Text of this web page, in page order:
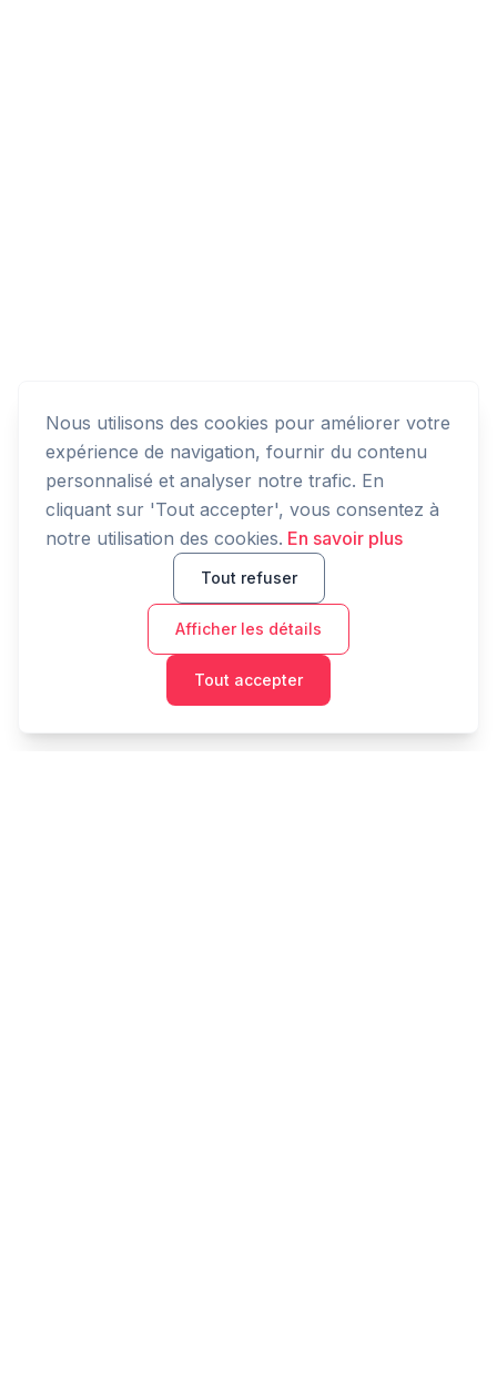
Nous utilisons des cookies pour améliorer votre
expérience de navigation, fournir du contenu
personnalisé et analyser notre trafic. En
cliquant sur 'Tout accepter', vous consentez à
notre utilisation des cookies. En savoir plus
Tout refuser
Afficher les détails
Tout accepter